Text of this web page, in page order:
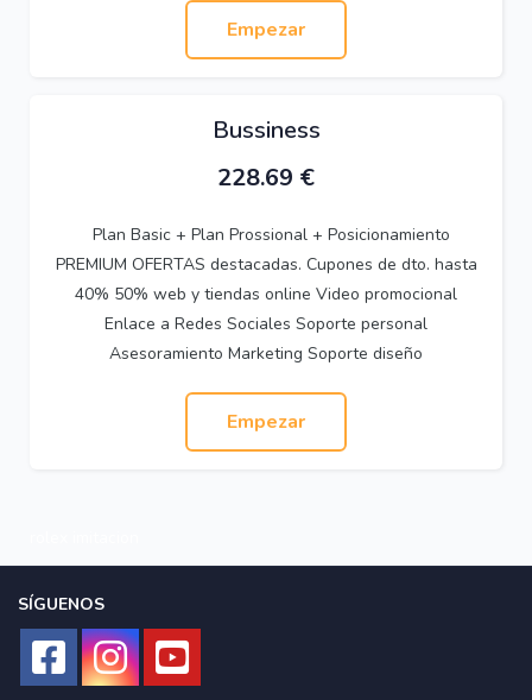
Empezar
Bussiness
228.69 €
Plan Basic + Plan Prossional + Posicionamiento
PREMIUM OFERTAS destacadas. Cupones de dto. hasta
40% 50% web y tiendas online Video promocional
Enlace a Redes Sociales Soporte personal
Asesoramiento Marketing Soporte diseño
Empezar
SÍGUENOS